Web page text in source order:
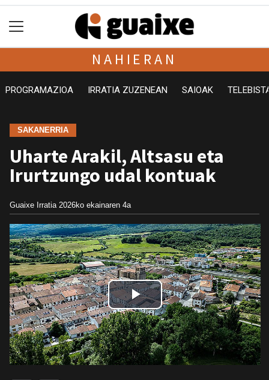
NAHIERAN
PROGRAMAZIOA IRRATIA ZUZENEAN SAIOAK
SAKANERRIA
Uharte Arakil, Altsasu eta
Irurtzungo udal kontuak
Guaixe Irratia 2026ko ekainaren 4a